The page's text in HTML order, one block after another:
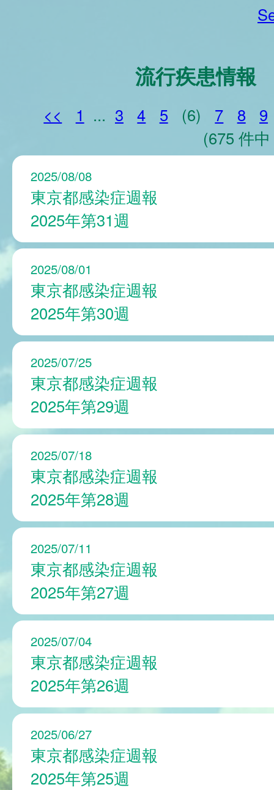
流行疾患情報
<< 1 ... 3 4 5 (6) 7 8
9
(675 件
2025/08/08
東京都感染症週報
2025年第31週
2025/08/01
東京都感染症週報
2025年第30週
2025/07/25
東京都感染症週報
2025年第29週
2025/07/18
東京都感染症週報
2025年第28週
2025/07/11
東京都感染症週報
2025年第27週
2025/07/04
東京都感染症週報
2025年第26週
2025/06/27
東京都感染症週報
2025年第25週